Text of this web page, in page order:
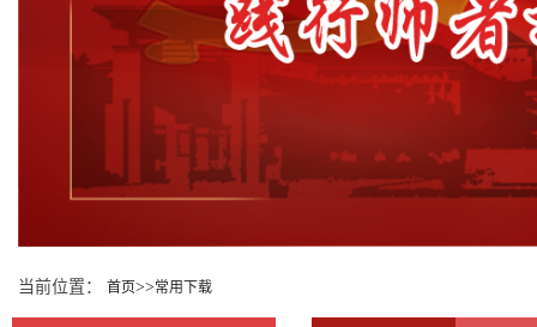
当前位置： 首页>>常用下载